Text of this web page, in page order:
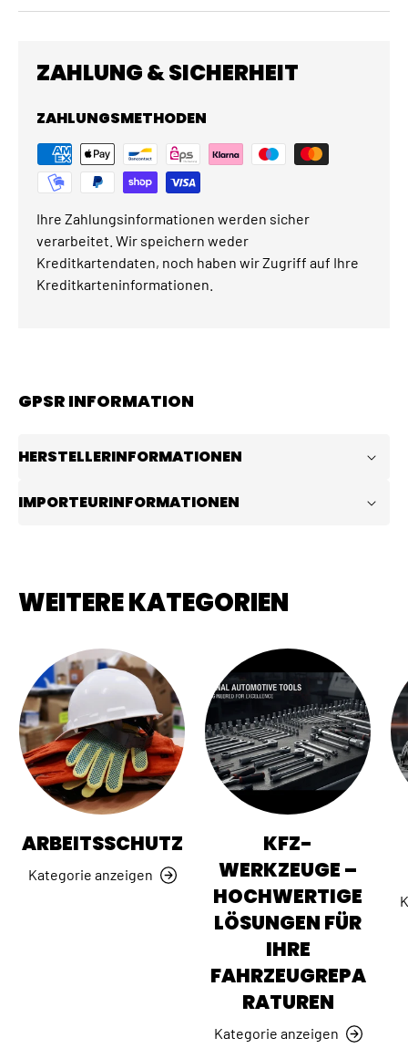
ZAHLUNG & SICHERHEIT
ZAHLUNGSMETHODEN
Ihre Zahlungsinformationen werden sicher
verarbeitet. Wir speichern weder
Kreditkartendaten, noch haben wir Zugriff auf Ihre
Kreditkarteninformationen.
GPSR INFORMATION
HERSTELLERINFORMATIONEN
IMPORTEURINFORMATIONEN
WEITERE KATEGORIEN
ARBEITSSCHUTZ
Kategorie anzeigen
KFZ-
WERKZEUGE –
HOCHWERTIGE
LÖSUNGEN FÜR
IHRE
FAHRZEUGREPA
RATUREN
Kategorie anzeigen